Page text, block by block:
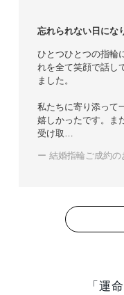
忘れられない日にな
ひとつひとつの指輪
れを全て笑顔で話し
ました。
私たちに寄り添って
嬉しかったです。ま
受け取…
ー 結婚指輪ご成約の
「運